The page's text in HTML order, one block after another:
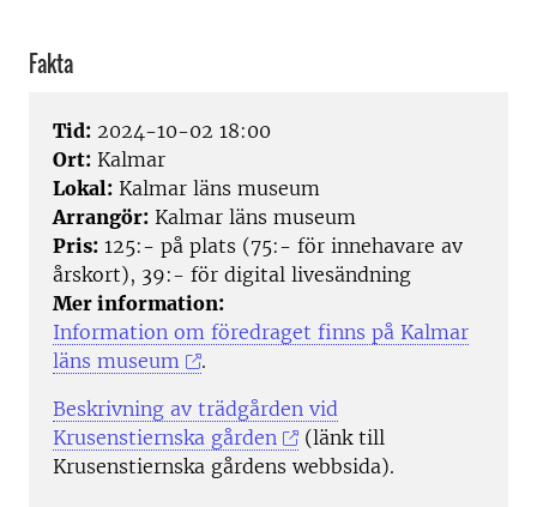
Fakta
Tid: 2024-10-02 18:00
Ort: Kalmar
Lokal: Kalmar läns museum
Arrangör: Kalmar läns museum
Pris: 125:- på plats (75:- för innehavare av
årskort), 39:- för digital livesändning
Mer information:
Information om föredraget finns på Kalmar
läns museum
.
Beskrivning av trädgården vid
Krusenstiernska gården
(länk till
Krusenstiernska gårdens webbsida).